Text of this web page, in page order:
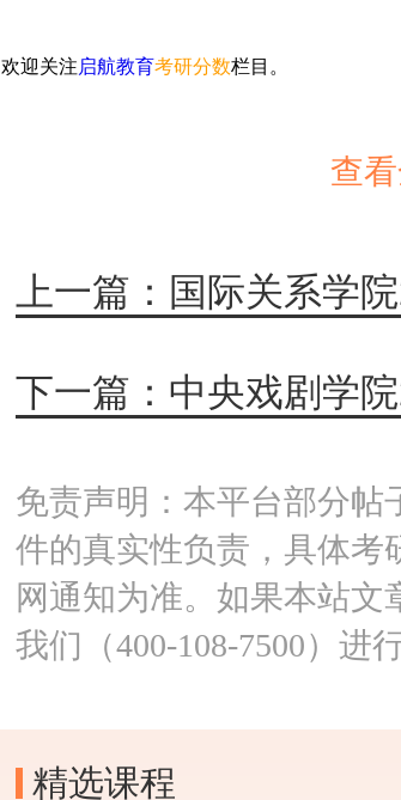
欢迎关注 启航教育考研分数栏目。
查
免责声明：本平台部分帖
件的真实性负责，具体考
网通知为准。如果本站文
我们（400-108-7500）进
精选课程